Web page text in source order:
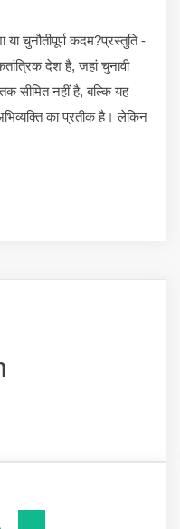
चुनौतीपूर्ण कदम?प्रस्तुति -
देश है, जहां चुनावी
सीमित नहीं है, बल्कि यह
का प्रतीक है। लेकिन